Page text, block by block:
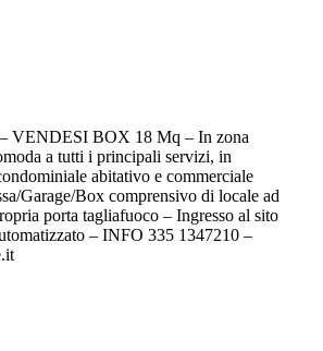
VENDESI BOX 18 Mq – In zona
a tutti i principali servizi, in
abitativo e commerciale
Garage/Box comprensivo di locale ad
porta tagliafuoco – Ingresso al sito
– INFO 335 1347210 –